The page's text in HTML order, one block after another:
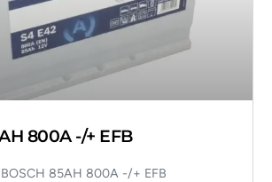
800A -/+ EFB
85AH 800A -/+ EFB